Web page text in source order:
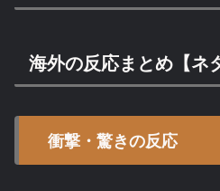
海外の反応まとめ【ネ
衝撃・驚きの反応